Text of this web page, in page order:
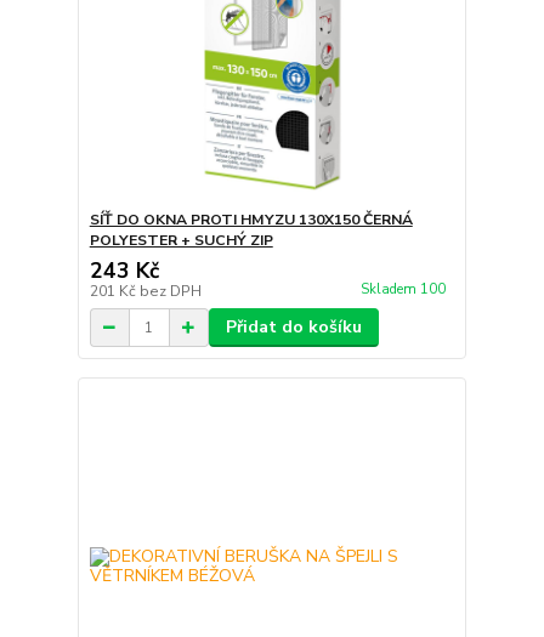
SÍŤ DO OKNA PROTI HMYZU 130X150 ČERNÁ
POLYESTER + SUCHÝ ZIP
243 Kč
201 Kč bez DPH Skladem 100
Přidat do košíku